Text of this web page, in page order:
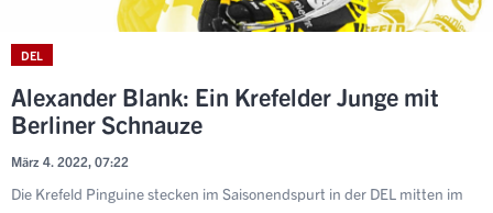
DEL
Alexander Blank: Ein Krefelder Junge mit
Berliner Schnauze
März 4. 2022, 07:22
Die Krefeld Pinguine stecken im Saisonendspurt in der DEL mitten im